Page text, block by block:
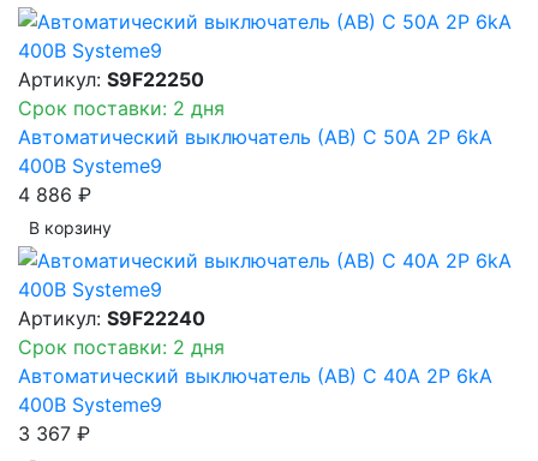
Артикул: S9F22250
Срок поставки: 2 дня
Автоматический выключатель (АВ) C 50A 2P 6kA
400В Systeme9
4 886 ₽
В корзинy
Артикул: S9F22240
Срок поставки: 2 дня
Автоматический выключатель (АВ) C 40A 2P 6kA
400В Systeme9
3 367 ₽